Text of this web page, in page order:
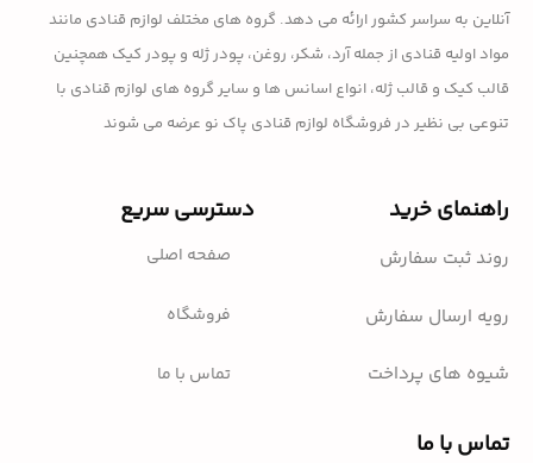
آنلاین به سراسر کشور ارائه می دهد. گروه های مختلف لوازم قنادی مانند
مواد اولیه قنادی از جمله آرد، شکر، روغن، پودر ژله و پودر کیک همچنین
قالب کیک و قالب ژله، انواع اسانس ها و سایر گروه های لوازم قنادی با
تنوعی بی نظیر در فروشگاه لوازم قنادی پاک نو عرضه می شوند
راهنمای خرید
روند ثبت سفارش
رویه ارسال سفارش
شیوه های پرداخت
دسترسی سریع
صفحه اصلی
فروشگاه
تماس با ما
تماس با ما